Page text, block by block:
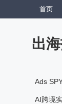
首页
出
Ads
AI跨境